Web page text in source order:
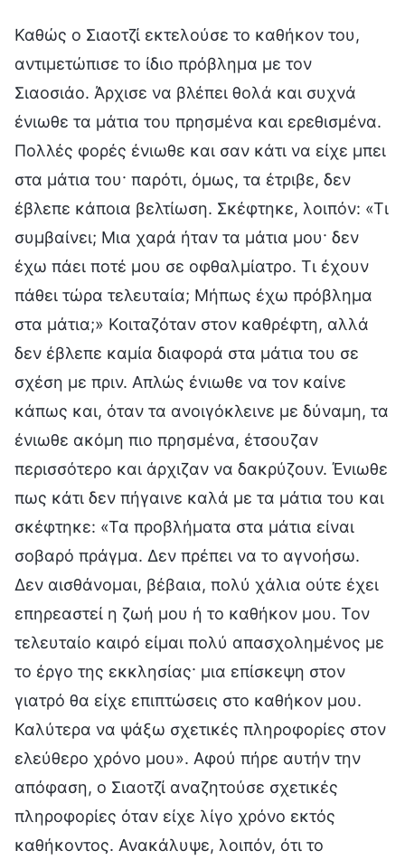
Καθώς ο Σιαοτζί εκτελούσε το καθήκον του,
αντιμετώπισε το ίδιο πρόβλημα με τον
Σιαοσιάο. Άρχισε να βλέπει θολά και συχνά
ένιωθε τα μάτια του πρησμένα και ερεθισμένα.
Πολλές φορές ένιωθε και σαν κάτι να είχε μπει
στα μάτια του· παρότι, όμως, τα έτριβε, δεν
έβλεπε κάποια βελτίωση. Σκέφτηκε, λοιπόν: «Τι
συμβαίνει; Μια χαρά ήταν τα μάτια μου· δεν
έχω πάει ποτέ μου σε οφθαλμίατρο. Τι έχουν
πάθει τώρα τελευταία; Μήπως έχω πρόβλημα
στα μάτια;» Κοιταζόταν στον καθρέφτη, αλλά
δεν έβλεπε καμία διαφορά στα μάτια του σε
σχέση με πριν. Απλώς ένιωθε να τον καίνε
κάπως και, όταν τα ανοιγόκλεινε με δύναμη, τα
ένιωθε ακόμη πιο πρησμένα, έτσουζαν
περισσότερο και άρχιζαν να δακρύζουν. Ένιωθε
πως κάτι δεν πήγαινε καλά με τα μάτια του και
σκέφτηκε: «Τα προβλήματα στα μάτια είναι
σοβαρό πράγμα. Δεν πρέπει να το αγνοήσω.
Δεν αισθάνομαι, βέβαια, πολύ χάλια ούτε έχει
επηρεαστεί η ζωή μου ή το καθήκον μου. Τον
τελευταίο καιρό είμαι πολύ απασχολημένος με
το έργο της εκκλησίας· μια επίσκεψη στον
γιατρό θα είχε επιπτώσεις στο καθήκον μου.
Καλύτερα να ψάξω σχετικές πληροφορίες στον
ελεύθερο χρόνο μου». Αφού πήρε αυτήν την
απόφαση, ο Σιαοτζί αναζητούσε σχετικές
πληροφορίες όταν είχε λίγο χρόνο εκτός
καθήκοντος. Ανακάλυψε, λοιπόν, ότι το